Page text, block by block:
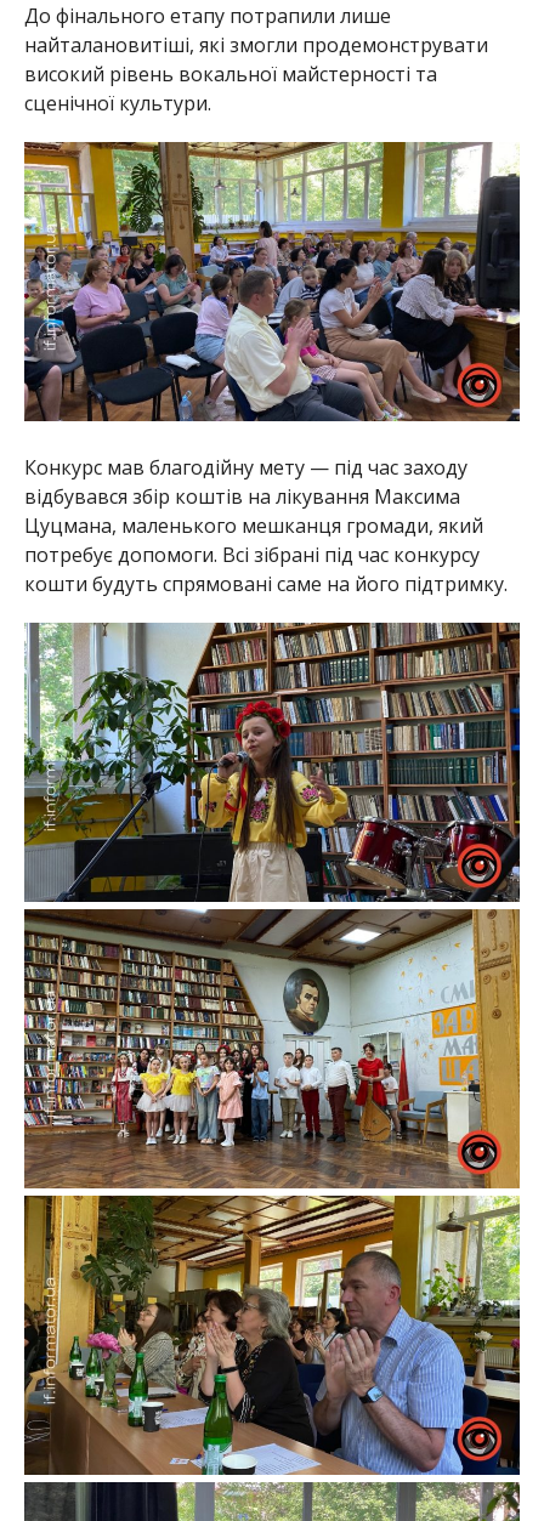
До фінального етапу потрапили лише
найталановитіші, які змогли продемонструвати
високий рівень вокальної майстерності та
сценічної культури.
Конкурс мав благодійну мету — під час заходу
відбувався збір коштів на лікування Максима
Цуцмана, маленького мешканця громади, який
потребує допомоги. Всі зібрані під час конкурсу
кошти будуть спрямовані саме на його підтримку.